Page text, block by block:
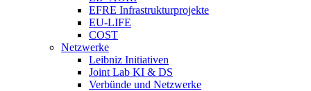
EFRE Infrastrukturprojekte
EU-LIFE
COST
Netzwerke
Leibniz Initiativen
Joint Lab KI & DS
Verbünde und Netzwerke